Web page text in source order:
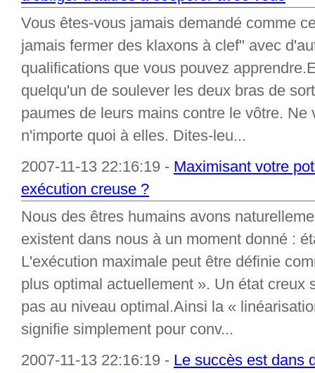
Vous êtes-vous jamais demandé comme
jamais fermer des klaxons à clef" avec
qualifications que vous pouvez
quelqu'un de soulever les deux bras de
paumes de leurs mains contre le vôtre.
n'importe quoi à elles. Dites-leu...
2007-11-13 22:16:19 - Maximisant votre
exécution creuse ?
Nous des êtres humains avons
existent dans nous à un moment donné :
L'exécution maximale peut être définie
plus optimal actuellement ». Un état creux
pas au niveau optimal.Ainsi la «
signifie simplement pour conv...
2007-11-13 22:16:19 - Le succès est dans